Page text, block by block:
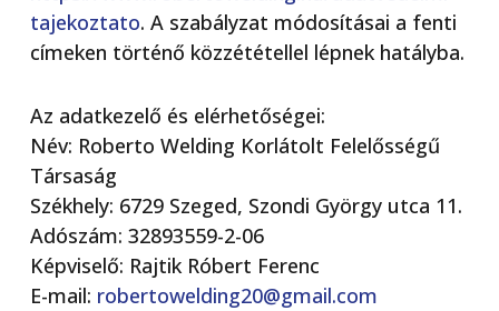
tajekoztato. A szabályzat módosításai a fenti
címeken történő közzététellel lépnek hatályba.
Az adatkezelő és elérhetőségei:
Név: Roberto Welding Korlátolt Felelősségű
Társaság
Székhely: 6729 Szeged, Szondi György utca 11.
Adószám: 32893559-2-06
Képviselő: Rajtik Róbert Ferenc
E-mail: robertowelding20@gmail.com